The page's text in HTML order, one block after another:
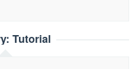
Tutorial